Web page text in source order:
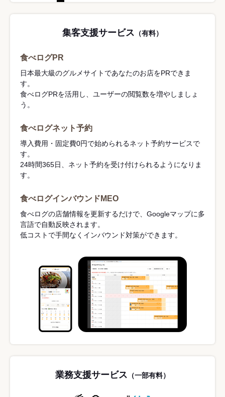
集客支援サービス （有料）
食べログPR
日本最大級のグルメサイトであなたのお店をPRできま
す。
食べログPRを活用し、ユーザーの閲覧数を増やしましょ
う。
食べログネット予約
導入費用・固定費0円で始められるネット予約サービスで
す。
24時間365日、ネット予約を受け付けられるようになりま
す。
食べログインバウンドMEO
食べログの店舗情報を更新するだけで、Googleマップに多
言語で自動反映されます。
低コストで手間なくインバウンド対策ができます。
業務支援サービス （一部有料）